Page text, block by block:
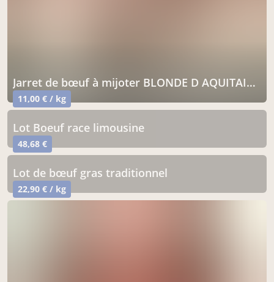
Jarret de bœuf à mijoter BLONDE D AQUITAINE
11,00 € / kg
Lot Boeuf race limousine
48,68 €
Lot de bœuf gras traditionnel
22,90 € / kg